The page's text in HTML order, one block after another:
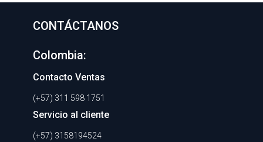
CONTÁCTANOS
Colombia:
Contacto Ventas
(+57) 311 598 1751
Servicio al cliente
(+57) 3158194524